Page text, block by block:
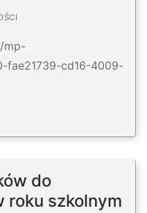
mp-
fae21739-cd16-4009-
do
roku szkolnym